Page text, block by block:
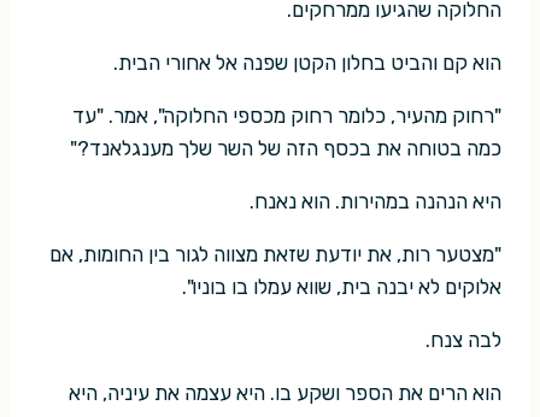
החלוקה שהגיעו ממרחקים.
הוא קם והביט בחלון הקטן שפנה אל אחורי הבית.
"רחוק מהעיר, כלומר רחוק מכספי החלוקה", אמר. "עד
כמה בטוחה את בכסף הזה של השר שלך מענגלאנד?"
היא הנהנה במהירות. הוא נאנח.
"מצטער רות, את יודעת שזאת מצווה לגור בין החומות, אם
אלוקים לא יבנה בית, שווא עמלו בו בוניו".
לבה צנח.
הוא הרים את הספר ושקע בו. היא עצמה את עיניה, היא